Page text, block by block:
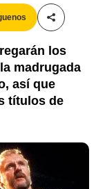
los
madrugada
así que
títulos de